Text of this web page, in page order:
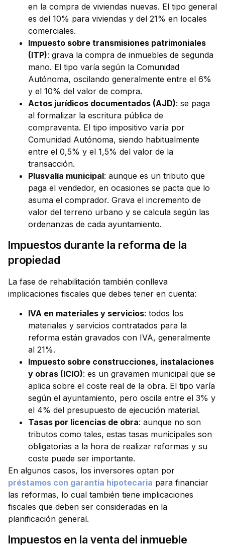
en la compra de viviendas nuevas. El tipo general
es del 10% para viviendas y del 21% en locales
comerciales.
Impuesto sobre transmisiones patrimoniales
(ITP): grava la compra de inmuebles de segunda
mano. El tipo varía según la Comunidad
Autónoma, oscilando generalmente entre el 6%
y el 10% del valor de compra.
Actos jurídicos documentados (AJD): se paga
al formalizar la escritura pública de
compraventa. El tipo impositivo varía por
Comunidad Autónoma, siendo habitualmente
entre el 0,5% y el 1,5% del valor de la
transacción.
Plusvalía municipal: aunque es un tributo que
paga el vendedor, en ocasiones se pacta que lo
asuma el comprador. Grava el incremento de
valor del terreno urbano y se calcula según las
ordenanzas de cada ayuntamiento.
Impuestos durante la reforma de la
propiedad
La fase de rehabilitación también conlleva
implicaciones fiscales que debes tener en cuenta:
IVA en materiales y servicios: todos los
materiales y servicios contratados para la
reforma están gravados con IVA, generalmente
al 21%.
Impuesto sobre construcciones, instalaciones
y obras (ICIO): es un gravamen municipal que se
aplica sobre el coste real de la obra. El tipo varía
según el ayuntamiento, pero oscila entre el 3% y
el 4% del presupuesto de ejecución material.
Tasas por licencias de obra: aunque no son
tributos como tales, estas tasas municipales son
obligatorias a la hora de realizar reformas y su
coste puede ser importante.
En algunos casos, los inversores optan por
préstamos con garantía hipotecaria para financiar
las reformas, lo cual también tiene implicaciones
fiscales que deben ser consideradas en la
planificación general.
Impuestos en la venta del inmueble